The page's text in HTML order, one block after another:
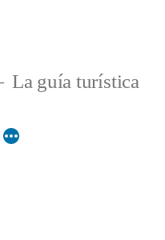
La guía turística